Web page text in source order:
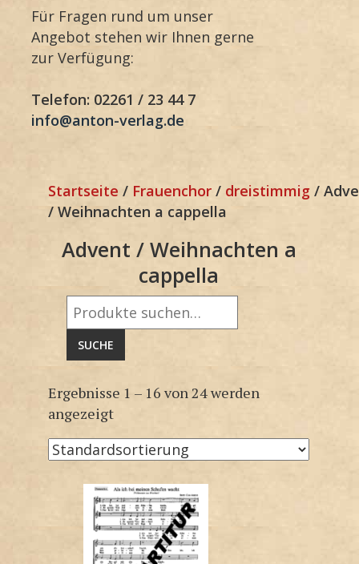
Für Fragen rund um unser
Angebot stehen wir Ihnen gerne
zur Verfügung:
Telefon: 02261 / 23 44 7
info@anton-verlag.de
Startseite / Frauenchor / dreistimmig /
/ Weihnachten a cappella
Advent / Weihnachten a
cappella
Suche
nach:
SUCHE
Ergebnisse 1 – 16 von 24 werden
angezeigt